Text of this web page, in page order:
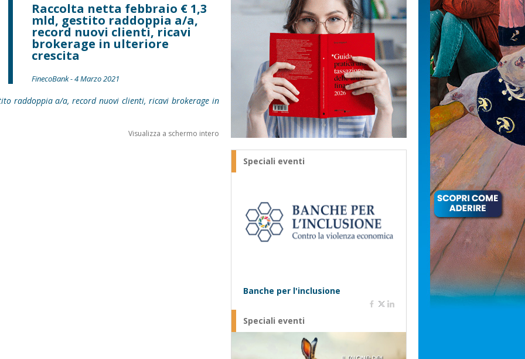
Raccolta netta febbraio € 1,3
mld, gestito raddoppia a/a,
record nuovi clienti, ricavi
brokerage in ulteriore
crescita
FinecoBank - 4 Marzo 2021
raddoppia a/a, record nuovi clienti, ricavi brokerage in
Visualizza a schermo intero
Speciali eventi
Banche per l'inclusione
Speciali eventi